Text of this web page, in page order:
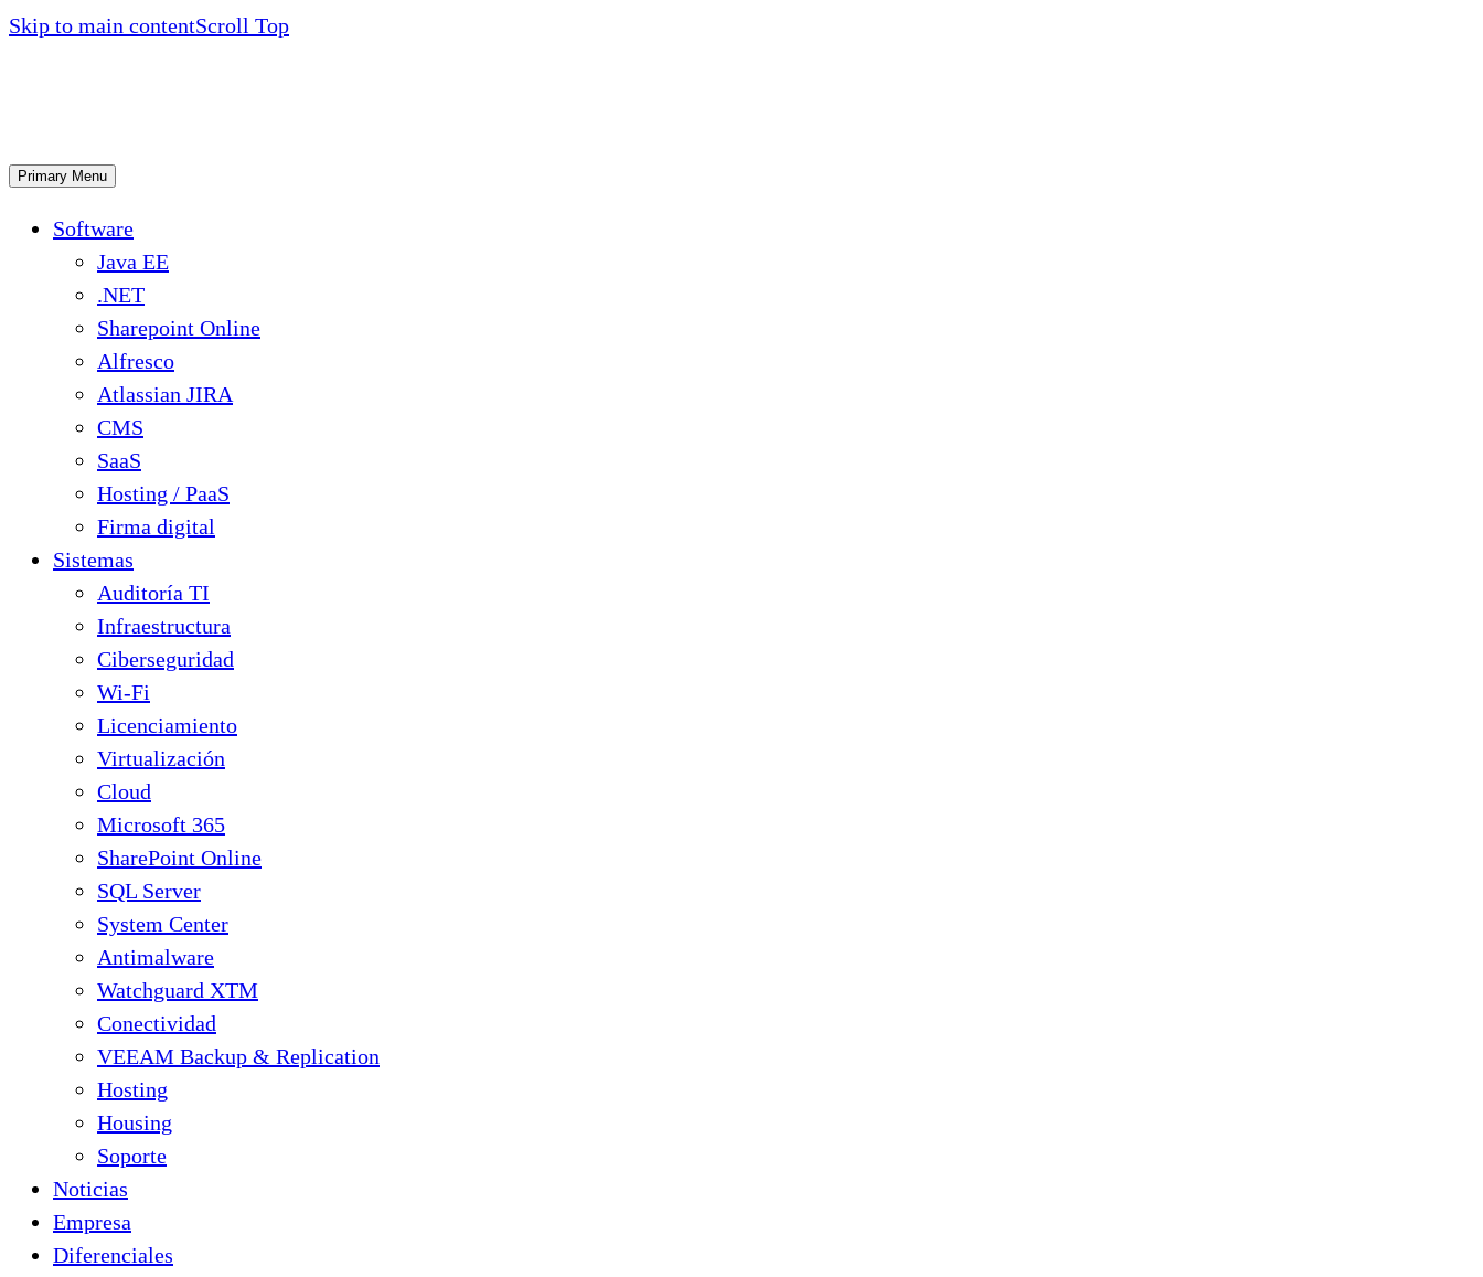
Skip to main contentScroll Top
Primary Menu
Software
Java EE
.NET
Sharepoint Online
Alfresco
Atlassian JIRA
CMS
SaaS
Hosting / PaaS
Firma digital
Sistemas
Auditoría TI
Infraestructura
Ciberseguridad
Wi-Fi
Licenciamiento
Virtualización
Cloud
Microsoft 365
SharePoint Online
SQL Server
System Center
Antimalware
Watchguard XTM
Conectividad
VEEAM Backup & Replication
Hosting
Housing
Soporte
Noticias
Empresa
Diferenciales